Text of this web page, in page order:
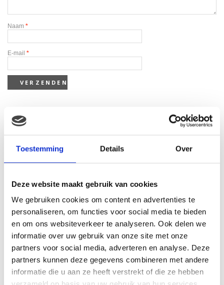
Toestemming Details Over
Deze website maakt gebruik van cookies
We gebruiken cookies om content en advertenties te
personaliseren, om functies voor social media te bieden
en om ons websiteverkeer te analyseren. Ook delen we
informatie over uw gebruik van onze site met onze
partners voor social media, adverteren en analyse. Deze
partners kunnen deze gegevens combineren met andere
informatie die u aan ze heeft verstrekt of die ze hebben
Naam *
E-mail *
Wing crown Sea world
cartoon orka
10.91